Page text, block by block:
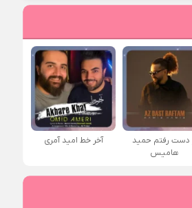
دست رفتم حمید
هامیس
آخر خط امید آمری